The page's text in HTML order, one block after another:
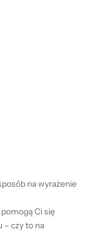
na wyrażenie
Ci się
– czy to na